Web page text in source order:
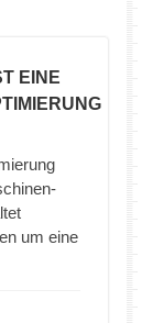
EINE
um eine